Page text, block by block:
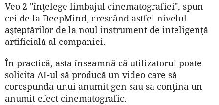
Veo 2 "înţelege limbajul cinematografiei", spun
cei de la DeepMind, crescând astfel nivelul
aşteptărilor de la noul instrument de inteligenţă
artificială al companiei.
În practică, asta înseamnă că utilizatorul poate
solicita AI-ul să producă un video care să
corespundă unui anumit gen sau să conţină un
anumit efect cinematografic.